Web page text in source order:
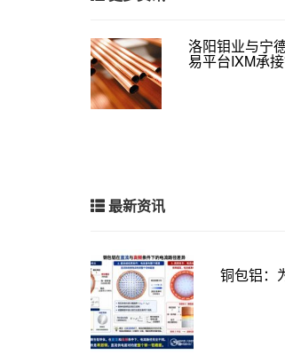
洛阳钼业与宁
易平台IXM承
最新资讯
铜包铝：